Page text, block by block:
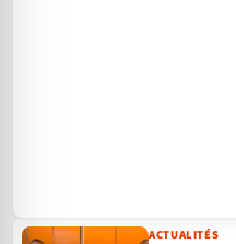
ACTUALITÉS